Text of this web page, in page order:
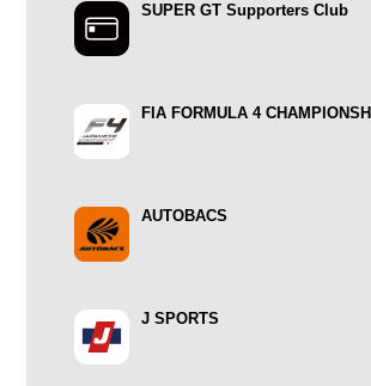
SUPER GT Supporters Club
FIA FORMULA 4
AUTOBACS
J SPORTS